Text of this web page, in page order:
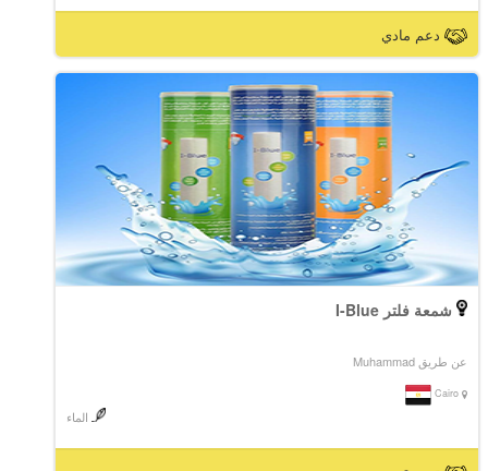
دعم مادي
شمعة فلتر I-Blue
عن طريق Muhammad
Cairo
الماء